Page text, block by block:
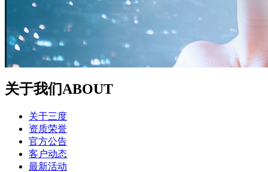
关于我们ABOUT
关于三度
资质荣誉
官方公告
客户动态
最新活动